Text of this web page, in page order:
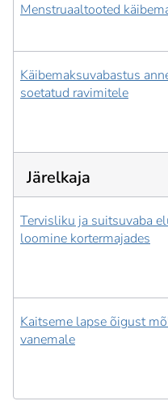
Menstruaaltooted
Käibemaksuvabastus
soetatud ravimitele
Järelkaja
Tervisliku ja suitsuvaba
loomine kortermajades
Kaitseme lapse õigust
vanemale